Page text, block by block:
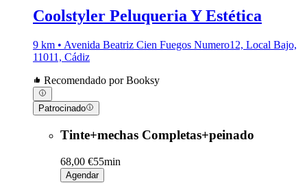
Coolstyler Peluqueria Y Estética
9 km • Avenida Beatriz Cien Fuegos Numero12, Local Bajo,
11011, Cádiz
Recomendado por Booksy
Patrocinado
Tinte+mechas Completas+peinado
68,00 €55min
Agendar